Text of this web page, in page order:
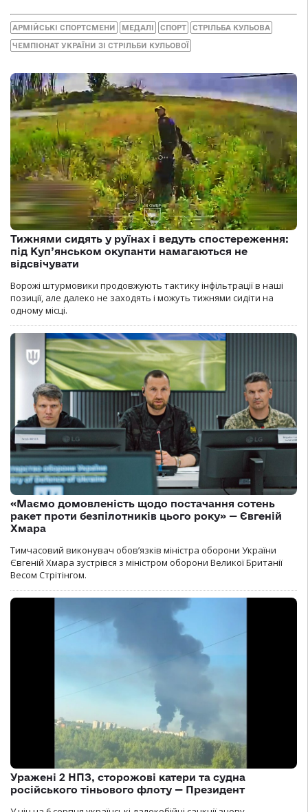
АРМІЙСЬКІ СПОРТСМЕНИ МЕДАЛІ СПОРТ СТРІЛЬБА КУЛЬОВА
ЧЕМПІОНАТ УКРАЇНИ ЗІ СТРІЛЬБИ КУЛЬОВОЇ
Тижнями сидять у руїнах і ведуть спостереження:
під Куп’янськом окупанти намагаються не
відсвічувати
Ворожі штурмовики продовжують тактику інфільтрації в наші
позиції, але далеко не заходять і можуть тижнями сидіти на
одному місці.
«Маємо домовленість щодо постачання сотень
ракет проти безпілотників цього року» — Євгеній
Хмара
Тимчасовий виконувач обов’язків міністра оборони України
Євгеній Хмара зустрівся з міністром оборони Великої Британії
Весом Стрітінгом.
Уражені 2 НПЗ, сторожові катери та судна
російського тіньового флоту — Президент